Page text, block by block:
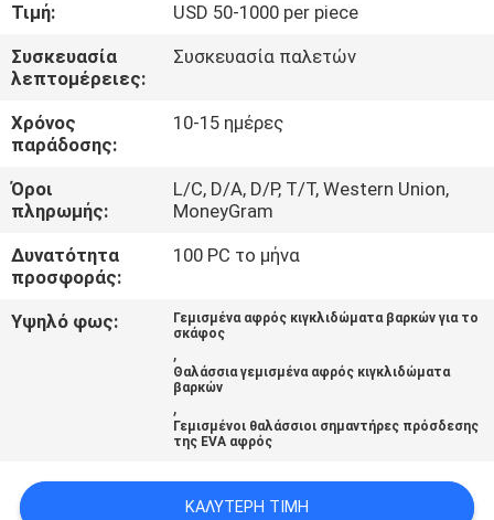
ΠΟΙΌΤΗΤΑΣ
ΕΠΙΚΟΙΝΩΝΉΣΤΕ
ΜΑΖΊ
ΜΑΣ
ΝΈΑ
ΥΠΟΘΈΣΕΙΣ
POLICY
Τιμή:
USD 50-1000 per piece
Συσκευασία
λεπτομέρειες:
Συσκευασία παλετών
Χρόνος
παράδοσης:
10-15 ημέρες
Όροι
πληρωμής:
L/C, D/A, D/P, T/T, Western Union,
MoneyGram
Δυνατότητα
προσφοράς:
100 PC το μήνα
Υψηλό φως:
Γεμισμένα αφρός κιγκλιδώματα βαρκών για το
σκάφος
,
Θαλάσσια γεμισμένα αφρός κιγκλιδώματα
βαρκών
,
Γεμισμένοι θαλάσσιοι σημαντήρες πρόσδεσης
της EVA αφρός
ΚΑΛΎΤΕΡΗ ΤΙΜΉ